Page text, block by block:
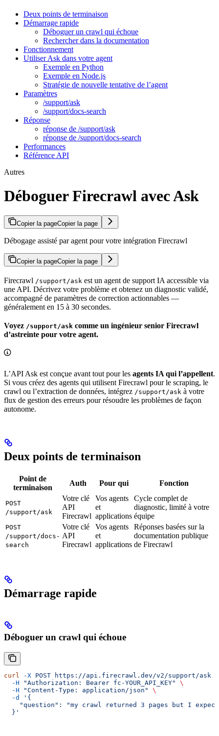
Deux points de terminaison
Démarrage rapide
Déboguer un crawl qui échoue
Rechercher dans la documentation
Fonctionnement
Utiliser Ask dans votre agent
Exemple en Python
Exemple en Node.js
Stratégie de nouvelle tentative de l’agent
Paramètres
/support/ask
/support/docs-search
Réponse
réponse de /support/ask
réponse de /support/docs-search
Performances
Référence API
Autres
Déboguer Firecrawl avec Ask
Copier la pageCopier la page
Débogage assisté par agent pour votre intégration Firecrawl
Copier la pageCopier la page
Firecrawl /support/ask est un agent de support IA accessible via
une API. Décrivez votre problème et obtenez un diagnostic validé,
accompagné de paramètres de correction actionnables —
généralement en 15 à 30 secondes.
Voyez /support/ask comme un ingénieur senior Firecrawl
d’astreinte pour votre agent.
L’API Ask est conçue avant tout pour les agents IA qui l’appellent.
Si vous créez des agents qui utilisent Firecrawl pour le scraping, le
crawl ou l’extraction de données, intégrez /support/ask à votre
flux de gestion des erreurs pour résoudre les problèmes de façon
autonome.
Deux points de terminaison
Point de
terminaison
Auth Pour qui Fonction
POST
/support/ask
Votre clé
API
Firecrawl
Vos agents
et
applications
Cycle complet de
diagnostic, limité à votre
équipe
POST
/support/docs-
search
Votre clé
API
Firecrawl
Vos agents
et
applications
Réponses basées sur la
documentation publique
de Firecrawl
Démarrage rapide
Déboguer un crawl qui échoue
curl -X POST https://api.firecrawl.dev/v2/support/ask
  -H
"Authorization: Bearer fc-YOUR_API_KEY"
\
  -H
"Content-Type: application/json"
\
  -d
'{
"question": "my crawl returned 3 pages but I
  }'